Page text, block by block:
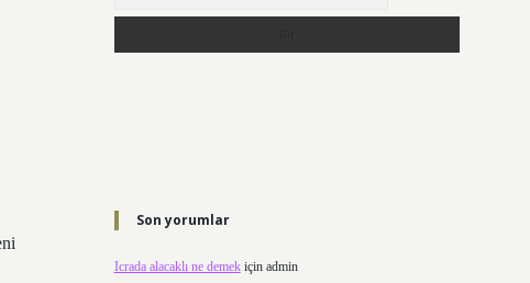
Son yorumlar
Icrada alacaklı ne demekiçin admin